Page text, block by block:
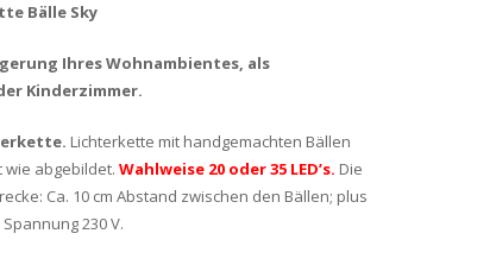
Bälle Sky
Ihres Wohnambientes, als
Kinderzimmer.
Lichterkette mit handgemachten Bällen
wie abgebildet. Wahlweise 20 oder 35 LED’s. Die
Ca. 10 cm Abstand zwischen den Bällen; plus
230 V.